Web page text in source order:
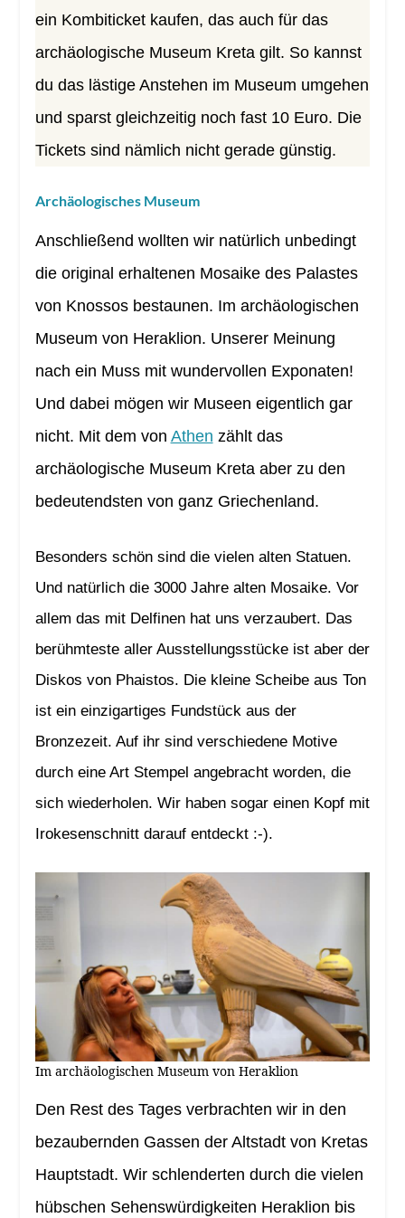
ein Kombiticket kaufen, das auch für das
archäologische Museum Kreta gilt. So kannst
du das lästige Anstehen im Museum umgehen
und sparst gleichzeitig noch fast 10 Euro. Die
Tickets sind nämlich nicht gerade günstig.
Archäologisches Museum
Anschließend wollten wir natürlich unbedingt
die original erhaltenen Mosaike des Palastes
von Knossos bestaunen. Im archäologischen
Museum von Heraklion. Unserer Meinung
nach ein Muss mit wundervollen Exponaten!
Und dabei mögen wir Museen eigentlich gar
nicht. Mit dem von Athen zählt das
archäologische Museum Kreta aber zu den
bedeutendsten von ganz Griechenland.
Besonders schön sind die vielen alten Statuen.
Und natürlich die 3000 Jahre alten Mosaike. Vor
allem das mit Delfinen hat uns verzaubert. Das
berühmteste aller Ausstellungsstücke ist aber der
Diskos von Phaistos. Die kleine Scheibe aus Ton
ist ein einzigartiges Fundstück aus der
Bronzezeit. Auf ihr sind verschiedene Motive
durch eine Art Stempel angebracht worden, die
sich wiederholen. Wir haben sogar einen Kopf mit
Irokesenschnitt darauf entdeckt :-).
Im archäologischen Museum von Heraklion
Den Rest des Tages verbrachten wir in den
bezaubernden Gassen der Altstadt von Kretas
Hauptstadt. Wir schlenderten durch die vielen
hübschen Sehenswürdigkeiten Heraklion bis